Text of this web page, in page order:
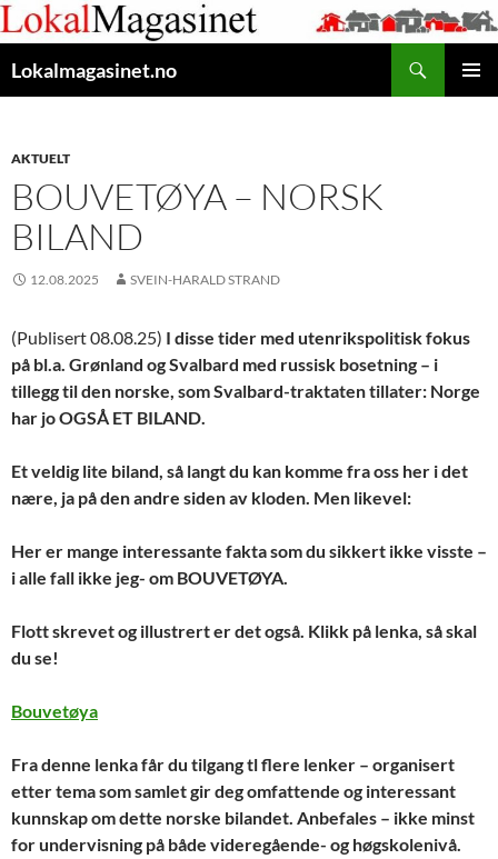
Gå
til
innhaldet
Lokalmagasinet.no
AKTUELT
BOUVETØYA – NORSK
BILAND
12.08.2025 SVEIN-HARALD STRAND
(Publisert 08.08.25) I disse tider med utenrikspolitisk fokus
på bl.a. Grønland og Svalbard med russisk bosetning – i
tillegg til den norske, som Svalbard-traktaten tillater: Norge
har jo OGSÅ ET BILAND.
Et veldig lite biland, så langt du kan komme fra oss her i det
nære, ja på den andre siden av kloden. Men likevel:
Her er mange interessante fakta som du sikkert ikke visste –
i alle fall ikke jeg- om BOUVETØYA.
Flott skrevet og illustrert er det også. Klikk på lenka, så skal
du se!
Bouvetøya
Fra denne lenka får du tilgang tl flere lenker – organisert
etter tema som samlet gir deg omfattende og interessant
kunnskap om dette norske bilandet. Anbefales – ikke minst
for undervisning på både videregående- og høgskolenivå.